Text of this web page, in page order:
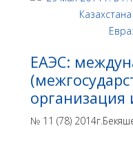
ЕАЭС:
№ 11 (78)